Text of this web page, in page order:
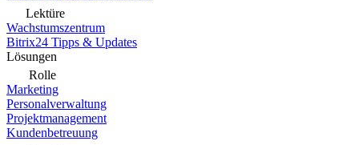
Lektüre
Wachstumszentrum
Bitrix24 Tipps & Updates
Lösungen
Rolle
Marketing
Personalverwaltung
Projektmanagement
Kundenbetreuung